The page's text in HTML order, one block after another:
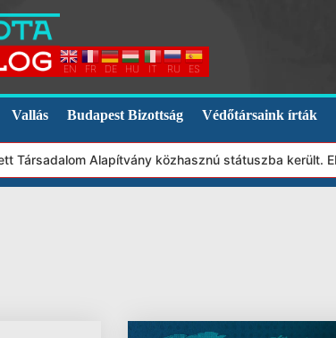
EN FR DE HU IT RU ES
Vallás Budapest Bizottság Védőtársaink írták
Alapítvány közhasznú státuszba került.